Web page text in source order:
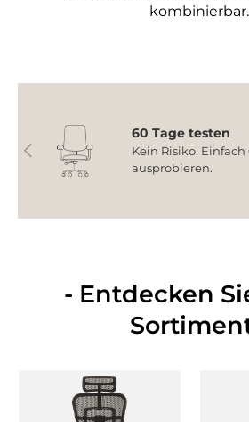
kombinierbar.
Vorherige
60 Tage testen
Kein Risiko.
ausprobieren.
- Entdecken